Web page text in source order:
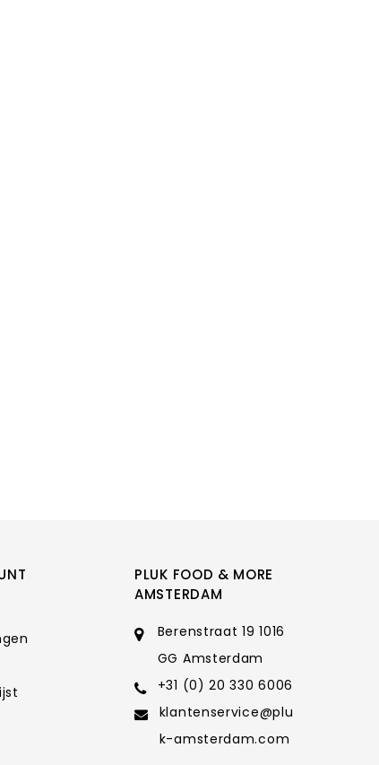
PLUK FOOD & MORE
AMSTERDAM
Berenstraat 19 1016
GG Amsterdam
+31 (0) 20 330 6006
klantenservice@plu
k-amsterdam.com